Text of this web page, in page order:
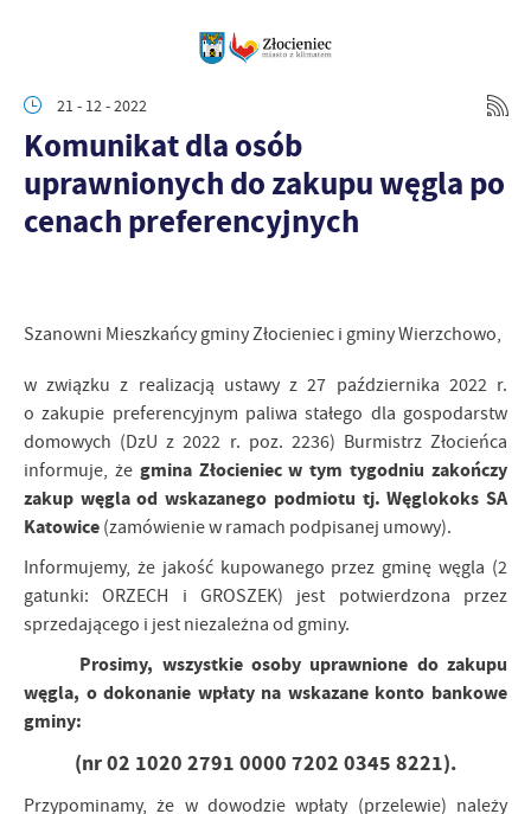
21 - 12 - 2022
Komunikat dla osób
uprawnionych do zakupu węgla po
cenach preferencyjnych
Szanowni Mieszkańcy gminy Złocieniec i gminy Wierzchowo,
w związku z realizacją ustawy z 27 października 2022 r.
o zakupie preferencyjnym paliwa stałego dla gospodarstw
domowych (DzU z 2022 r. poz. 2236) Burmistrz Złocieńca
informuje, że gmina Złocieniec w tym tygodniu zakończy
zakup węgla od wskazanego podmiotu tj. Węglokoks SA
Katowice (zamówienie w ramach podpisanej umowy).
Informujemy, że jakość kupowanego przez gminę węgla (2
gatunki: ORZECH i GROSZEK) jest potwierdzona przez
sprzedającego i jest niezależna od gminy.
Prosimy, wszystkie osoby uprawnione do zakupu
węgla, o dokonanie wpłaty na wskazane konto bankowe
gminy:
(nr 02 1020 2791 0000 7202 0345 8221).
Przypominamy, że w dowodzie wpłaty (przelewie) należy